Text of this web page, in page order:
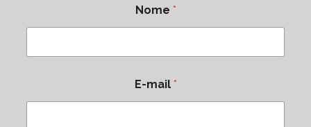
Nome *
E-mail *